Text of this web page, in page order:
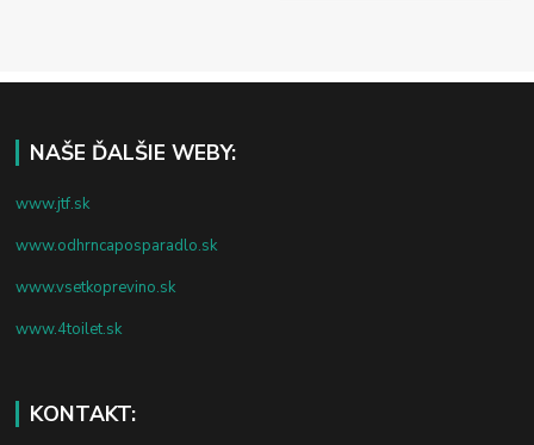
NAŠE ĎALŠIE WEBY:
www.jtf.sk
www.odhrncaposparadlo.sk
www.vsetkoprevino.sk
www.4toilet.sk
KONTAKT: